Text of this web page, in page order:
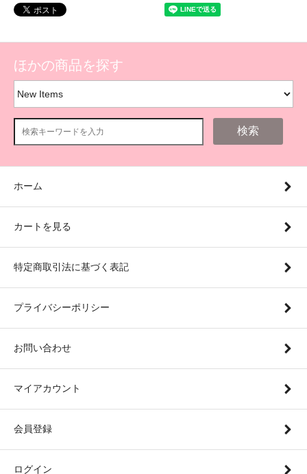
ほかの商品を探す
検索
ホーム
カートを見る
特定商取引法に基づく表記
プライバシーポリシー
お問い合わせ
マイアカウント
会員登録
ログイン